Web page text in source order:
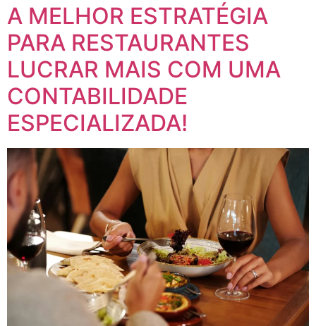
A MELHOR ESTRATÉGIA
PARA RESTAURANTES
LUCRAR MAIS COM UMA
CONTABILIDADE
ESPECIALIZADA!